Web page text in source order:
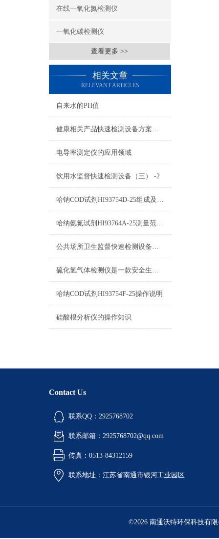
在线一氧化氮检测仪
一氧化碳检测仪
查看更多 >>
相关文章
RELEVANT ARTICLES
自来水的PH值
健康相关产品快速检测设备方案（二）
电导率测定仪的应用领域
饮用水监督快速检测设备（三） -2
哈钠COD试剂HI93754D-25组成及测量范围
哈纳氨氮试剂HI93764A-25测量范围及操作指南
公共场所卫生监督快速检测设备（三） -1
硫化氢气体检测仪是一款安全生产的重要监测仪表
哈纳COD试剂HI93754F-25操作说明
硅酸根分析仪的操作知识
Contact Us
联系QQ：2925768702
联系邮箱：2925768702@qq.com
传真：0513-84312159
联系地址：江苏省南通市银河工业园区
©2026 南通沃特环保科技有